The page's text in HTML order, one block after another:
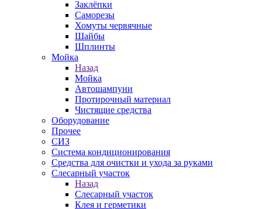
Заклёпки
Саморезы
Хомуты червячные
Шайбы
Шплинты
Мойка
Назад
Мойка
Автошампуни
Протирочный материал
Чистящие средства
Оборудование
Прочее
СИЗ
Система кондиционирования
Средства для очистки и ухода за руками
Слесарный участок
Назад
Слесарный участок
Клея и герметики